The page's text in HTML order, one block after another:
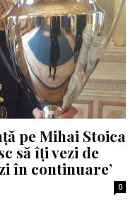
pe Mihai Stoica
să îți vezi de
în continuare’
0